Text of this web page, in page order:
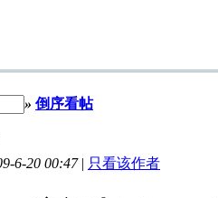
» 倒序看帖
6-20 00:47| 只看该作者